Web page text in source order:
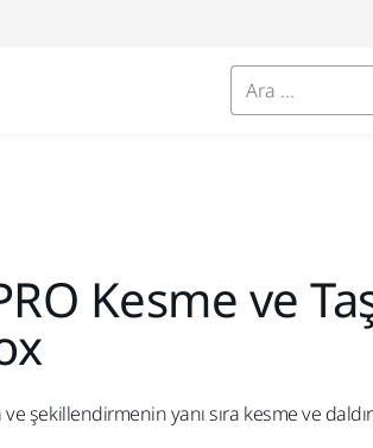
Ara ...
Kesme ve
şekillendirmenin yanı sıra kesme ve